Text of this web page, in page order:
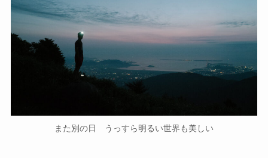
また別の日 うっすら明るい世界も美しい